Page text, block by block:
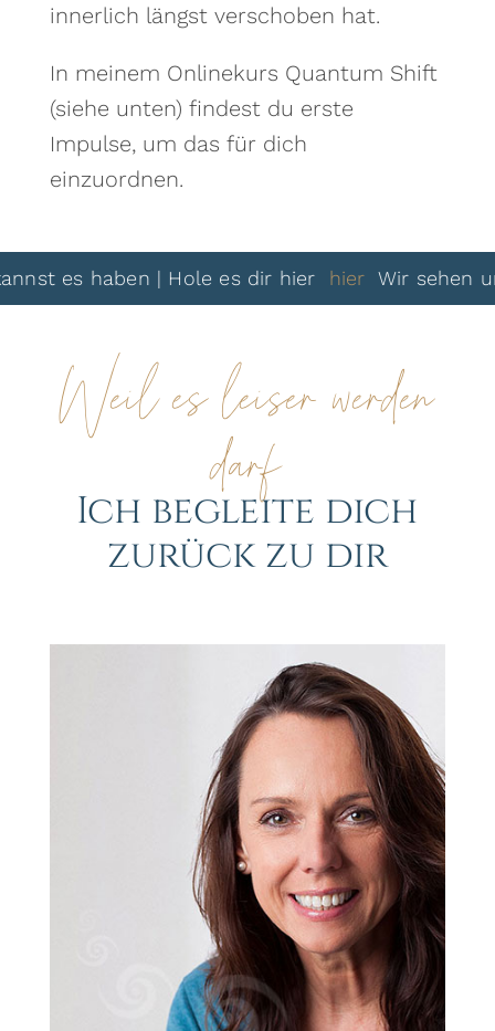
innerlich längst verschoben hat.
In meinem Onlinekurs Quantum Shift
(siehe unten) findest du erste
Impulse, um das für dich
einzuordnen.
haben | Hole es dir hier hier Wir sehen uns
Weil es leiser werden
darf
Ich begleite dich
zurück zu dir